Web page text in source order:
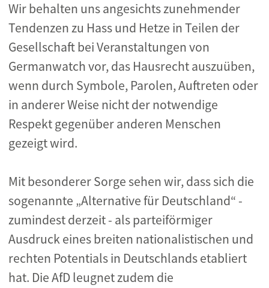
Wir behalten uns angesichts zunehmender
Tendenzen zu Hass und Hetze in Teilen der
Gesellschaft bei Veranstaltungen von
Germanwatch vor, das Hausrecht auszuüben,
wenn durch Symbole, Parolen, Auftreten oder
in anderer Weise nicht der notwendige
Respekt gegenüber anderen Menschen
gezeigt wird.
Mit besonderer Sorge sehen wir, dass sich die
sogenannte „Alternative für Deutschland“ -
zumindest derzeit - als parteiförmiger
Ausdruck eines breiten nationalistischen und
rechten Potentials in Deutschlands etabliert
hat. Die AfD leugnet zudem die